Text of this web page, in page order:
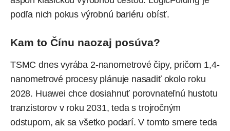
podľa nich pokus výrobnú bariéru obísť.
Kam to Čínu naozaj posúva?
TSMC dnes vyrába 2-nanometrové čipy, pričom 1,4-
nanometrové procesy plánuje nasadiť okolo roku
2028. Huawei chce dosiahnuť porovnateľnú hustotu
tranzistorov v roku 2031, teda s trojročným
odstupom, ak sa všetko podarí. V tomto smere teda